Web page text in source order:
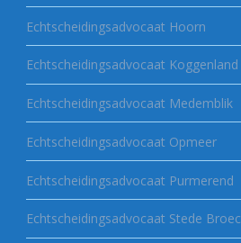
Echtscheidingsadvocaat Hoorn
Echtscheidingsadvocaat Koggenland
Echtscheidingsadvocaat Medemblik
Echtscheidingsadvocaat Opmeer
Echtscheidingsadvocaat Purmerend
Echtscheidingsadvocaat Stede Broec